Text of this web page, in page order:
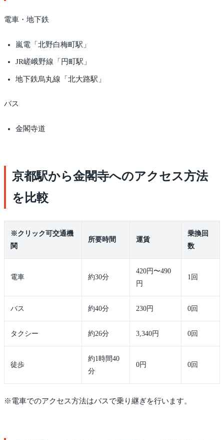
電車・地下鉄
嵐電「北野白梅町駅」
JR嵯峨野線「円町駅」
地下鉄烏丸線「北大路駅」
バス
金閣寺道
京都駅から金閣寺へのアクセス方法
を比較
※クリック可交通機
関
所要時間 運賃
乗換回
数
電車 約30分
420円〜490
円
1回
バス 約40分 230円 0回
タクシー 約26分 3,340円 0回
徒歩
約1時間40
分
0円 0回
※電車でのアクセス方法はバスで乗り継ぎを行います。